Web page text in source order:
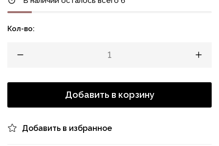
Кол-во:
Добавить в корзину
Добавить в избранное